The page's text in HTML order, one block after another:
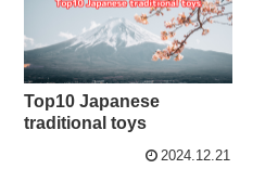
Top10 Japanese
traditional toys
2024.12.21